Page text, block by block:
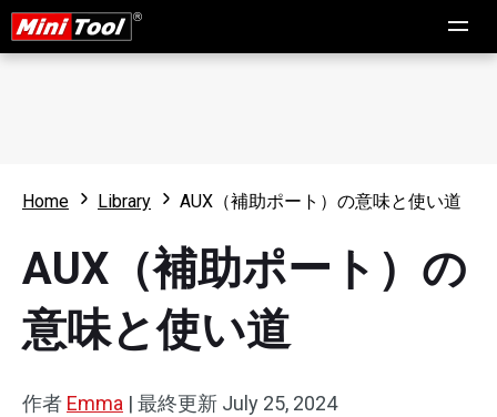
Home Library AUX（補助ポート）の意味と使い道
AUX（補助ポート）の
意味と使い道
作者 Emma | 最終更新 July 25, 2024